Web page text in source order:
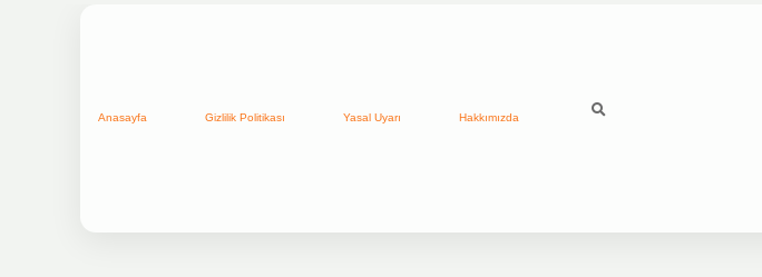
Anasayfa Gizlilik Politikası Yasal Uyarı Hakkımızda